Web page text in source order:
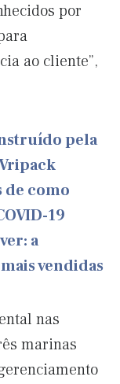
por
ao cliente”,
pela
como
19
a
vendidas
nas
marinas